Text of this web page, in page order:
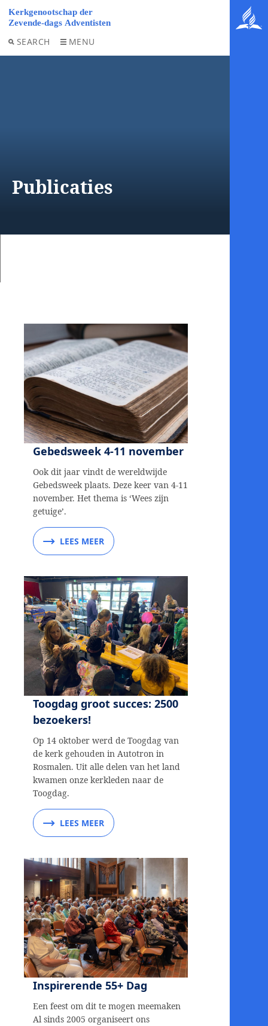
SEARCH MENU
Publicaties
Gebedsweek 4-11 november
Ook dit jaar vindt de wereldwijde
Gebedsweek plaats. Deze keer van 4-11
november. Het thema is ‘Wees zijn
getuige’.
LEES MEER
Toogdag groot succes: 2500
bezoekers!
Op 14 oktober werd de Toogdag van
de kerk gehouden in Autotron in
Rosmalen. Uit alle delen van het land
kwamen onze kerkleden naar de
Toogdag.
LEES MEER
Inspirerende 55+ Dag
Een feest om dit te mogen meemaken
Al sinds 2005 organiseert ons